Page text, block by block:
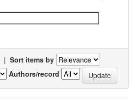
| Sort items by
Authors/record